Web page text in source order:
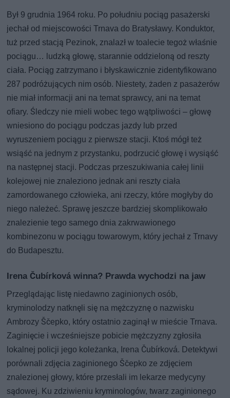
Był 9 grudnia 1964 roku. Po południu pociąg pasażerski
jechał od miejscowości Trnava do Bratysławy. Konduktor,
tuż przed stacją Pezinok, znalazł w toalecie tegoż właśnie
pociągu… ludzką głowę, starannie oddzieloną od reszty
ciała. Pociąg zatrzymano i błyskawicznie zidentyfikowano
287 podróżujących nim osób. Niestety, żaden z pasażerów
nie miał informacji ani na temat sprawcy, ani na temat
ofiary. Śledczy nie mieli wobec tego wątpliwości – głowę
wniesiono do pociągu podczas jazdy lub przed
wyruszeniem pociągu z pierwsze stacji. Ktoś mógł też
wsiąść na jednym z przystanku, podrzucić głowę i wysiąść
na następnej stacji. Podczas przeszukiwania całej linii
kolejowej nie znaleziono jednak ani reszty ciała
zamordowanego człowieka, ani rzeczy, które mogłyby do
niego należeć. Sprawę jeszcze bardziej skomplikowało
znalezienie tego samego dnia zakrwawionego
kombinezonu w pociągu towarowym, który jechał z Trnavy
do Budapesztu.
Irena Čubírková winna? Prawda wychodzi na jaw
Przeglądając listę niedawno zaginionych osób,
kryminolodzy natknęli się na mężczyznę o nazwisku
Ambrozy Ščepko, który ostatnio zaginął w mieście Trnava.
Zaginięcie i wcześniejsze pobicie mężczyzny zgłosiła
lokalnej policji jego koleżanka, Irena Čubírková. Detektywi
porównali zdjęcia zaginionego Ščepko ze zdjęciem
znalezionej głowy, które przesłali im lekarze medycyny
sądowej. Ku zdziwieniu kryminologów, twarz zaginionego